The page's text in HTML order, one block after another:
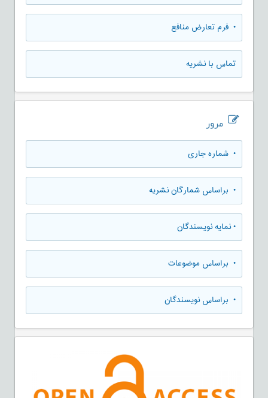
• فرم تعارض منافع
تماس با نشریه
مرور
• شماره جاری
• براساس شمارگان نشریه
•نمایه نویسندگان
• براساس موضوعات
• براساس نویسندگان